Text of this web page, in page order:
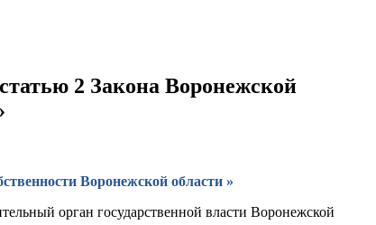
2 Закона Воронежской
Воронежской области »
орган государственной власти Воронежской